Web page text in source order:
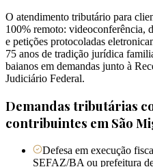
O atendimento tributário para
100% remoto: videoconferência,
e petições protocoladas
75 anos de tradição jurídica
baianos em demandas junto à
Judiciário Federal.
Demandas tributárias
contribuintes em São
Defesa em execução
SEFAZ/BA ou prefeitura